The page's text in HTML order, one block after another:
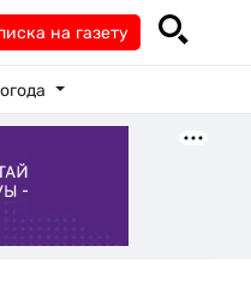
на газету